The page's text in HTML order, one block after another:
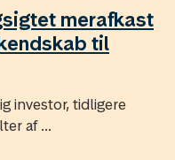
merafkast
til
investor, tidligere
af ...